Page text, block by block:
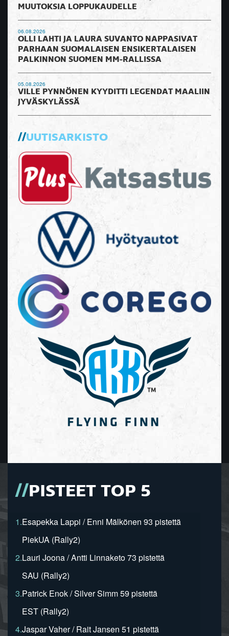
MUUTOKSIA LOPPUKAUDELLE
06.08.2026
OLLI LAHTI JA LAURA SUVANTO NAPPASIVAT
PARHAAN SUOMALAISEN ENSIKERTALAISEN
PALKINNON SUOMEN MM-RALLISSA
05.08.2026
VILLE PYNNÖNEN KYYDITTI LEGENDAT MAALIIN
JYVÄSKYLÄSSÄ
UUTISARKISTO
PISTEET TOP 5
1.Esapekka Lappi / Enni Mälkönen 93 pistettä
PiekUA (Rally2)
2.Lauri Joona / Antti Linnaketo 73 pistettä
SAU (Rally2)
3.Patrick Enok / Silver Simm 59 pistettä
EST (Rally2)
4.Jaspar Vaher / Rait Jansen 51 pistettä